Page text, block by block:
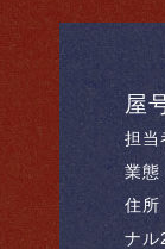
屋
担当
業態
住所
ナル